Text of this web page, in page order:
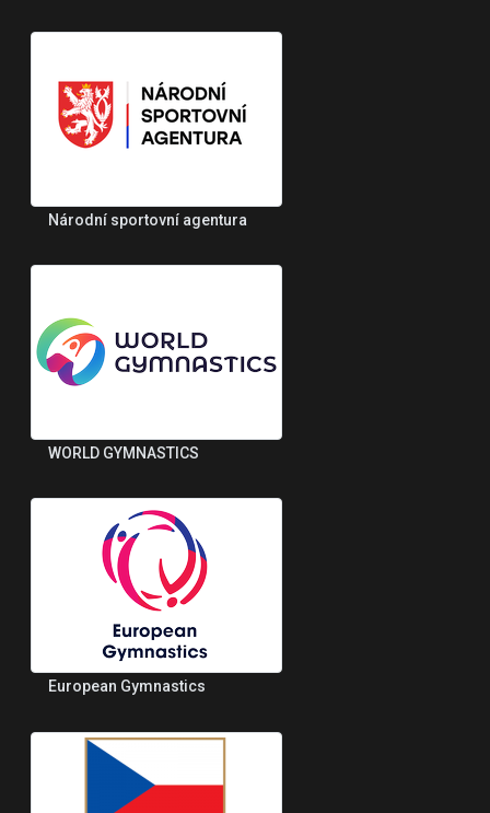
Národní sportovní agentura
WORLD GYMNASTICS
European Gymnastics